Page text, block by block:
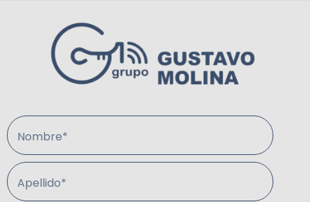
Nombre*
Apellido*